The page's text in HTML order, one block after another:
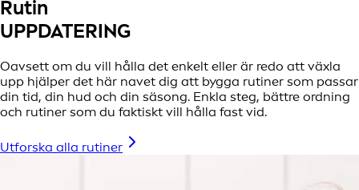
Rutin
UPPDATERING
Oavsett om du vill hålla det enkelt eller är redo att växla
upp hjälper det här navet dig att bygga rutiner som passar
din tid, din hud och din säsong. Enkla steg, bättre ordning
och rutiner som du faktiskt vill hålla fast vid.
Utforska alla rutiner